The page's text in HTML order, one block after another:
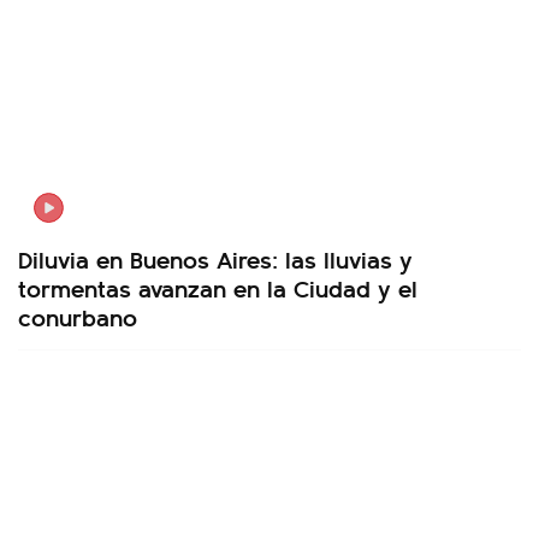
Diluvia en Buenos Aires: las lluvias y
tormentas avanzan en la Ciudad y el
conurbano